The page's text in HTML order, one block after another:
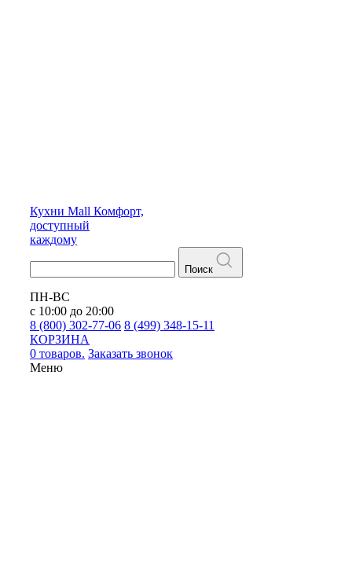
Кухни Mall Комфорт,
доступный
каждому
Поиск
ПН-ВС
с 10:00 до 20:00
8 (800) 302-77-06 8 (499) 348-15-11
КОРЗИНА
0 товаров. Заказать звонок
Меню